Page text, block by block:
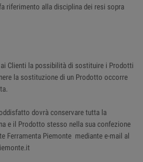
riferimento alla disciplina dei resi sopra
Clienti la possibilità di sostituire i Prodotti
la sostituzione di un Prodotto occorre
dovrà conservare tutta la
e il Prodotto stesso nella sua confezione
Ferramenta Piemonte mediante e-mail al